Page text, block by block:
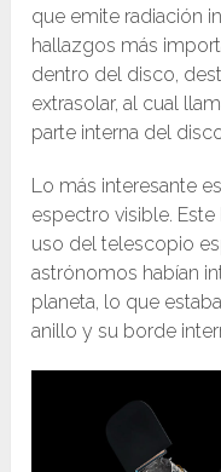
que emite radiación
hallazgos más
dentro del disco,
extrasolar, al cual
parte interna del
Lo más interesante
espectro visible.
uso del telescopio
astrónomos habían
planeta, lo que
anillo y su borde